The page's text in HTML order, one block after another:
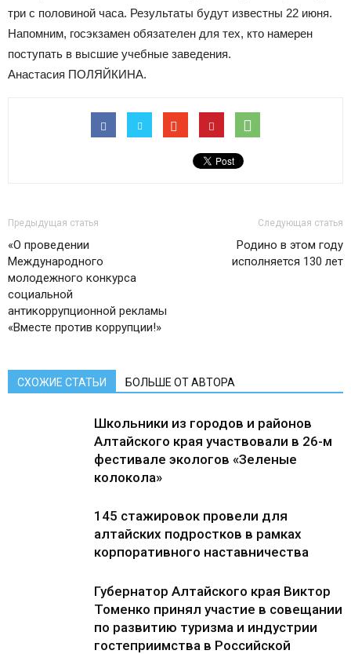
три с половиной часа. Результаты будут известны 22 июня.
Напомним, госэкзамен обязателен для тех, кто намерен
поступать в высшие учебные заведения.
Анастасия ПОЛЯЙКИНА.
Предыдущая статья
«О проведении
Международного
молодежного конкурса
социальной
антикоррупционной рекламы
«Вместе против коррупции!»
Следующая статья
Родино в этом году
исполняется 130 лет
СХОЖИЕ СТАТЬИ БОЛЬШЕ ОТ АВТОРА
Школьники из городов и районов
Алтайского края участвовали в 26-м
фестивале экологов «Зеленые
колокола»
145 стажировок провели для
алтайских подростков в рамках
корпоративного наставничества
Губернатор Алтайского края Виктор
Томенко принял участие в совещании
по развитию туризма и индустрии
гостеприимства в Российской